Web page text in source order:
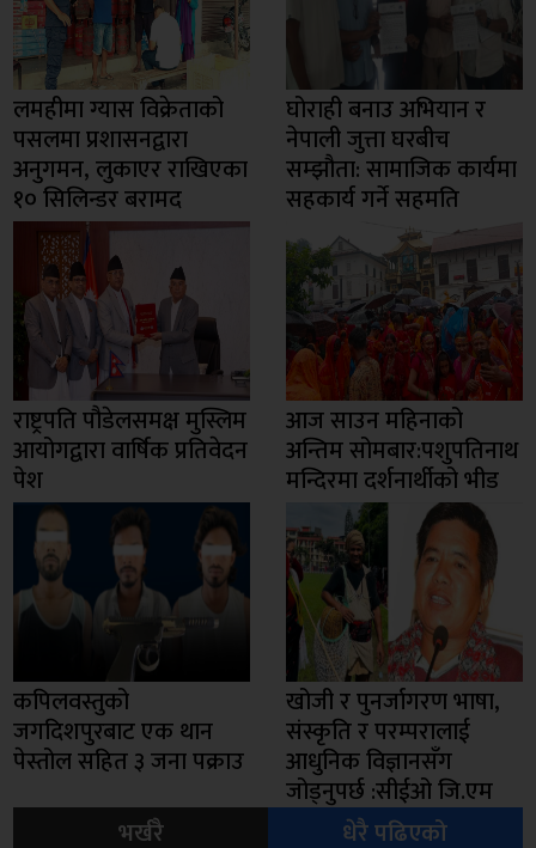
लमहीमा ग्यास विक्रेताको
पसलमा प्रशासनद्वारा
अनुगमन, लुकाएर राखिएका
१० सिलिन्डर बरामद
घोराही बनाउ अभियान र
नेपाली जुत्ता घरबीच
सम्झौता: सामाजिक कार्यमा
सहकार्य गर्ने सहमति
राष्ट्रपति पौडेलसमक्ष मुस्लिम
आयोगद्वारा वार्षिक प्रतिवेदन
पेश
आज साउन महिनाको
अन्तिम सोमबार:पशुपतिनाथ
मन्दिरमा दर्शनार्थीको भीड
कपिलवस्तुको
जगदिशपुरबाट एक थान
पेस्तोल सहित ३ जना पक्राउ
खोजी र पुनर्जागरण भाषा,
संस्कृति र परम्परालाई
आधुनिक विज्ञानसँग
जोड्नुपर्छ :सीईओ जि.एम
भर्खरै
धेरै पढिएको